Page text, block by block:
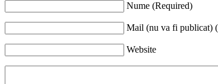
Nume (Required)
Mail (nu va fi publicat)
Website